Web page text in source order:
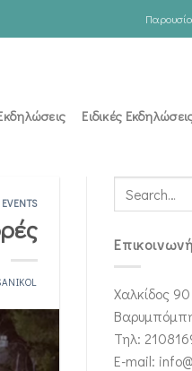
Ειδικές
Χαλκίδος 90
Τηλ:
E-mail: